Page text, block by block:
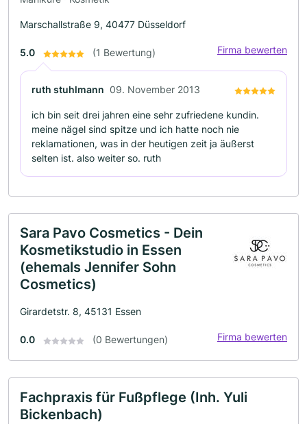
Marschallstraße 9, 40477 Düsseldorf
5.0 (1 Bewertung) Firma bewerten
ruth stuhlmann 09. November 2013
ich bin seit drei jahren eine sehr zufriedene kundin.
meine nägel sind spitze und ich hatte noch nie
reklamationen, was in der heutigen zeit ja äußerst
selten ist. also weiter so. ruth
Sara Pavo Cosmetics - Dein
Kosmetikstudio in Essen
(ehemals Jennifer Sohn
Cosmetics)
Girardetstr. 8, 45131 Essen
0.0 (0 Bewertungen) Firma bewerten
Fachpraxis für Fußpflege (Inh. Yuli
Bickenbach)